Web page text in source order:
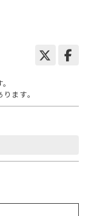
ます。